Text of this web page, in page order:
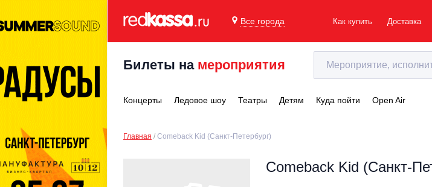
Все города Как купить Доставка
Билеты на мероприятия
Концерты Ледовое шоу Театры Детям Куда пойти Open Air
Главная Comeback Kid (Санкт-Петербург)
Comeback Kid (Санкт-